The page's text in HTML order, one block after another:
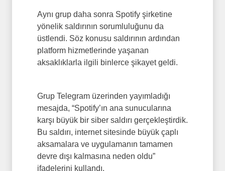
Aynı grup daha sonra Spotify şirketine
yönelik saldırının sorumluluğunu da
üstlendi. Söz konusu saldırının ardından
platform hizmetlerinde yaşanan
aksaklıklarla ilgili binlerce şikayet geldi.
Grup Telegram üzerinden yayımladığı
mesajda, “Spotify’ın ana sunucularına
karşı büyük bir siber saldırı gerçekleştirdik.
Bu saldırı, internet sitesinde büyük çaplı
aksamalara ve uygulamanın tamamen
devre dışı kalmasına neden oldu”
ifadelerini kullandı.